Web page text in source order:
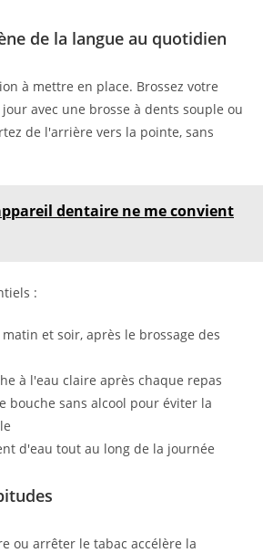
de la langue au quotidien
à mettre en place. Brossez votre
avec une brosse à dents souple ou
de l'arrière vers la pointe, sans
dentaire ne me convient
:
et soir, après le brossage des
à l'eau claire après chaque repas
bouche sans alcool pour éviter la
d'eau tout au long de la journée
ou arrêter le tabac accélère la